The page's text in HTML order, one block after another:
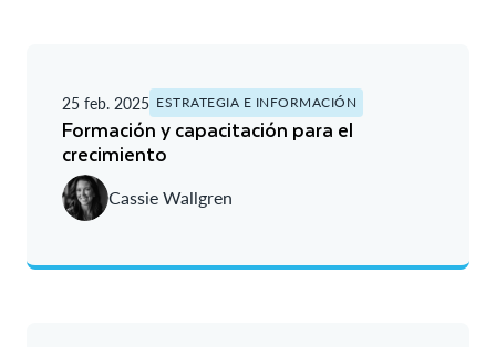
25 feb. 2025 ESTRATEGIA E INFORMACIÓN
Formación y capacitación para el
crecimiento
Cassie Wallgren